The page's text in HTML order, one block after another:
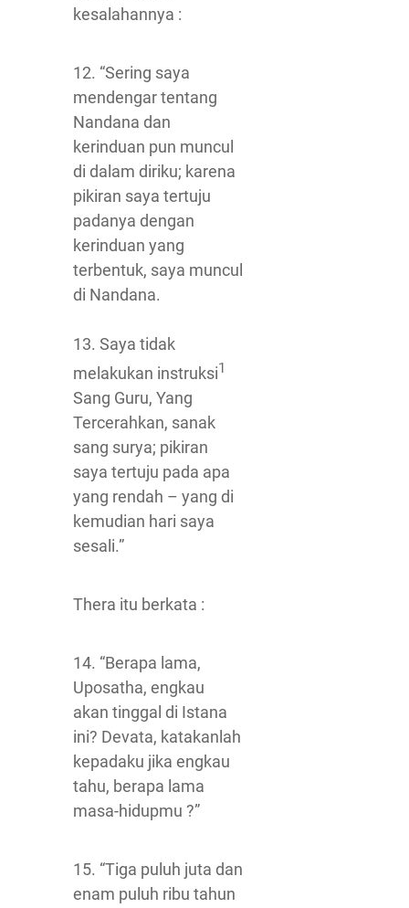
kesalahannya :
12. “Sering saya
mendengar tentang
Nandana dan
kerinduan pun muncul
di dalam diriku; karena
pikiran saya tertuju
padanya dengan
kerinduan yang
terbentuk, saya muncul
di Nandana.
13. Saya tidak
melakukan instruksi1
Sang Guru, Yang
Tercerahkan, sanak
sang surya; pikiran
saya tertuju pada apa
yang rendah – yang di
kemudian hari saya
sesali.”
Thera itu berkata :
14. “Berapa lama,
Uposatha, engkau
akan tinggal di Istana
ini? Devata, katakanlah
kepadaku jika engkau
tahu, berapa lama
masa-hidupmu ?”
15. “Tiga puluh juta dan
enam puluh ribu tahun